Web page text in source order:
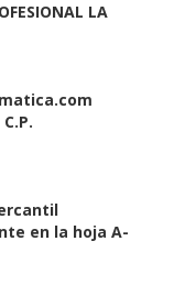
LA
en la hoja A-